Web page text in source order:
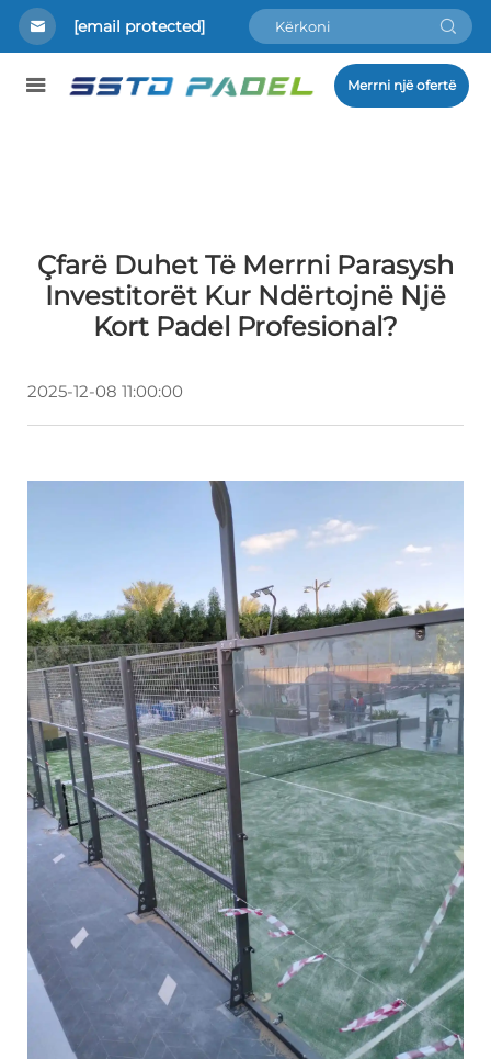
[email protected]
Merrni një ofertë
Çfarë Duhet Të Merrni Parasysh
Investitorët Kur Ndërtojnë Një
Kort Padel Profesional?
2025-12-08 11:00:00